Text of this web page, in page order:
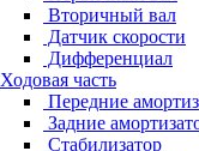
Вторичный вал
Датчик скорости
Дифференциал
Ходовая часть
Передние
Задние
Стабилизатор